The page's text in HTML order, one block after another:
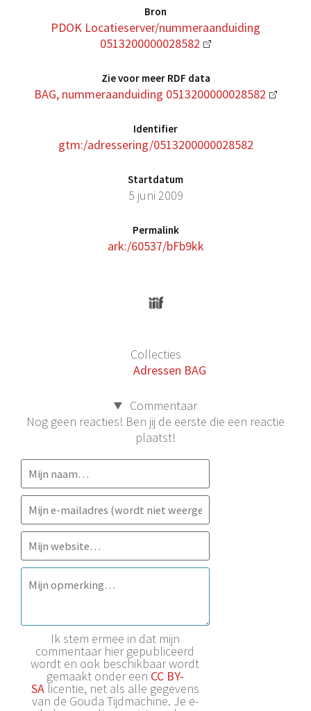
Bron
PDOK Locatieserver/nummeraanduiding
0513200000028582
Zie voor meer RDF data
BAG, nummeraanduiding 0513200000028582
Identifier
gtm:/adressering/0513200000028582
Startdatum
5 juni 2009
Permalink
ark:/60537/bFb9kk
Collecties
Adressen BAG
Commentaar
Nog geen reacties! Ben jij de eerste die een reactie
plaatst!
Ik stem ermee in dat mijn
commentaar hier gepubliceerd
wordt en ook beschikbaar wordt
gemaakt onder een CC BY-
SAlicentie, net als alle gegevens
van de Gouda Tijdmachine. Je e-